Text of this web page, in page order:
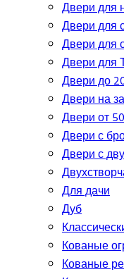
Двери для
Двери для
Двери для
Двери
Двери до
Двери на
Двери от
Двери с
Двери с
Для дачи
Дуб
Кованые
Кованые